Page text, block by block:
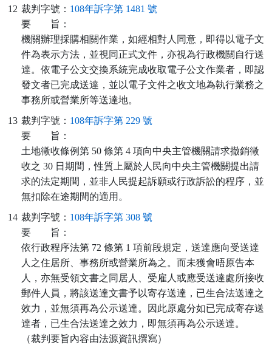
12 裁判字號： 108年訴字第 1481 號
要
旨：
機關辦理採購相關作業，如經相對人同意，即得以電子文
件為表示方法，並視同正式文件，亦視為行政機關自行送
達。依電子公文交換系統完成收取電子公文作業者，即認
發文者已完成送達，並以電子文件之收文地為執行業務之
事務所或營業所等送達地。
13 裁判字號： 108年訴字第 229 號
要
旨：
土地徵收條例第 50 條第 4 項向中央主管機關請求撤銷徵
收之 30 日期間，性質上屬於人民向中央主管機關提出請
求的法定期間，並非人民提起訴願或行政訴訟的程序，並
無扣除在途期間的適用。
14 裁判字號： 108年訴字第 308 號
要
旨：
依行政程序法第 72 條第 1 項前段規定，送達應向受送達
人之住居所、事務所或營業所為之。而未獲會晤原告本
人，亦無受領文書之同居人、受雇人或應受送達處所接收
郵件人員，將該送達文書予以寄存送達，已生合法送達之
效力，並無須再為公示送達。因此原處分如已完成寄存送
達者，已生合法送達之效力，即無須再為公示送達。
（裁判要旨內容由法源資訊撰寫）